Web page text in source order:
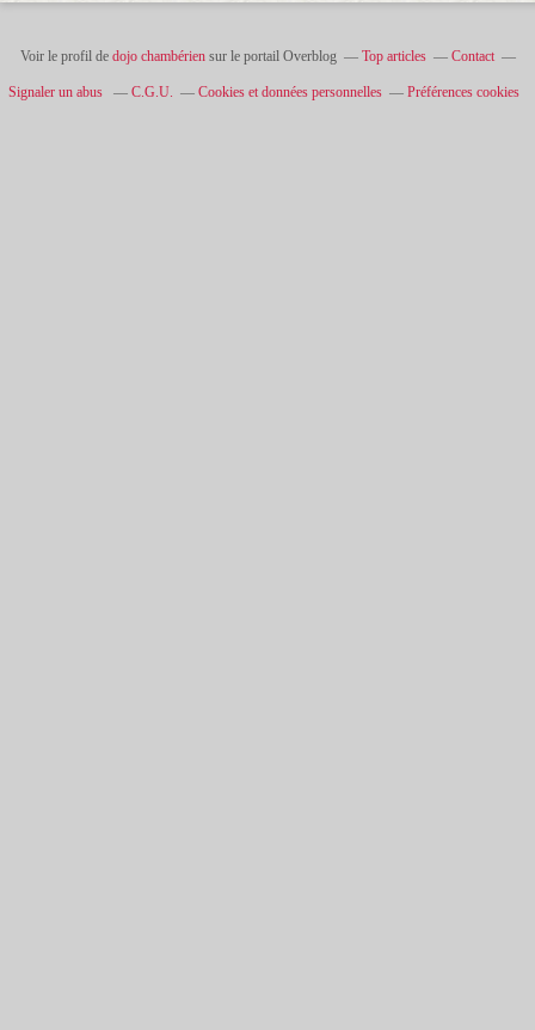
Voir le profil de dojo chambériensur le portail Overblog Top articles Contact
Signaler un abus C.G.U. Cookies et données personnelles Préférences cookies